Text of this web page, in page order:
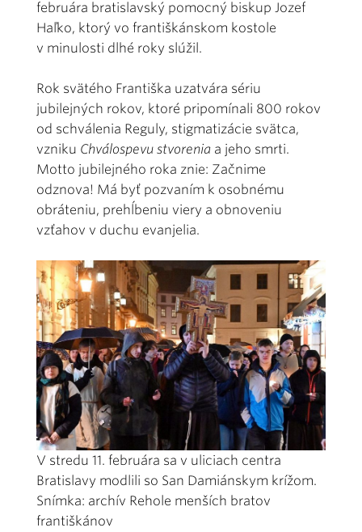
februára bratislavský pomocný biskup Jozef
Haľko, ktorý vo františkánskom kostole
v minulosti dlhé roky slúžil.
Rok svätého Františka uzatvára sériu
jubilejných rokov, ktoré pripomínali 800 rokov
od schválenia Reguly, stigmatizácie svätca,
vzniku Chválospevu stvorenia a jeho smrti.
Motto jubilejného roka znie: Začnime
odznova! Má byť pozvaním k osobnému
obráteniu, prehĺbeniu viery a obnoveniu
vzťahov v duchu evanjelia.
V stredu 11. februára sa v uliciach centra
Bratislavy modlili so San Damiánskym krížom.
Snímka: archív Rehole menších bratov
františkánov